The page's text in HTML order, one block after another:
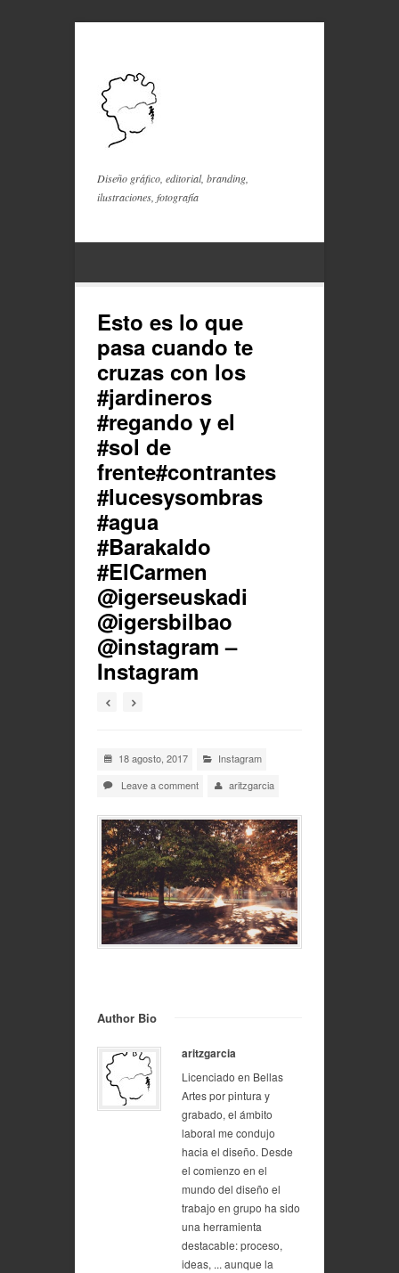
Diseño gráfico, editorial, branding,
ilustraciones, fotografía
Esto es lo que
pasa cuando te
cruzas con los
#jardineros
#regando y el
#sol de
frente#contrantes
#lucesysombras
#agua
#Barakaldo
#ElCarmen
@igerseuskadi
@igersbilbao
@instagram –
Instagram
18 agosto, 2017
Instagram
Leave a comment
aritzgarcia
Author Bio
aritzgarcia
Licenciado en Bellas
Artes por pintura y
grabado, el ámbito
laboral me condujo
hacia el diseño. Desde
el comienzo en el
mundo del diseño el
trabajo en grupo ha sido
una herramienta
destacable: proceso,
ideas, ... aunque la